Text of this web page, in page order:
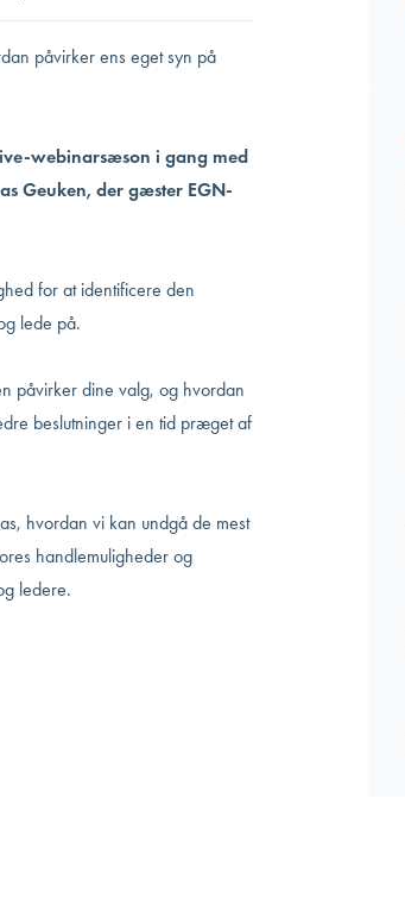
påvirker ens eget syn på
webinarsæson i gang med
Geuken, der gæster EGN-
for at identificere den
lede på.
påvirker dine valg, og hvordan
beslutninger i en tid præget af
hvordan vi kan undgå de mest
handlemuligheder og
ledere.